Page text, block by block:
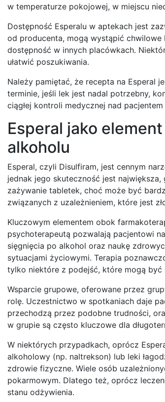
w temperaturze pokojowej, w miejscu
Dostępność Esperalu w aptekach jest
od producenta, mogą wystąpić
dostępność w innych placówkach.
ułatwić poszukiwania.
Należy pamiętać, że recepta na Esperal
terminie, jeśli lek jest nadal potrzebny,
ciągłej kontroli medycznej nad
Esperal jako
alkoholu
Esperal, czyli Disulfiram, jest cennym
jednak jego skuteczność jest
zażywanie tabletek, choć może być
związanych z uzależnieniem, które jest
Kluczowym elementem obok
psychoterapeutą pozwalają pacjentowi
sięgnięcia po alkohol oraz naukę
sytuacjami życiowymi. Terapia
tylko niektóre z podejść, które mogą być
Wsparcie grupowe, oferowane przez
rolę. Uczestnictwo w spotkaniach daje
przechodzą przez podobne trudności,
w grupie są często kluczowe dla
W niektórych przypadkach, oprócz
alkoholowy (np. naltrekson) lub leki
zdrowie fizyczne. Wiele osób
pokarmowym. Dlatego też, oprócz
stanu odżywienia.